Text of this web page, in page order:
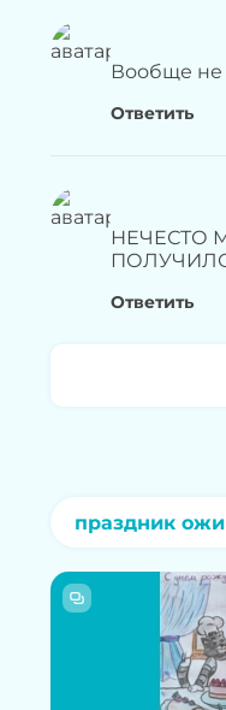
Вообще
Ответить
НЕЧЕСТО
Ответить
праздник